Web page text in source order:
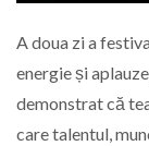
A doua zi a
energie și
demonstrat că
care talentul,